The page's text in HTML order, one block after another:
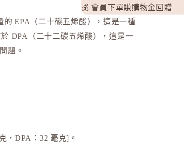
💰 會員下單賺購物金回贈
EPA（二十碳五烯酸），這是一種
DPA（二十二碳五烯酸），這是一
題。
，DPA：32 毫克]。